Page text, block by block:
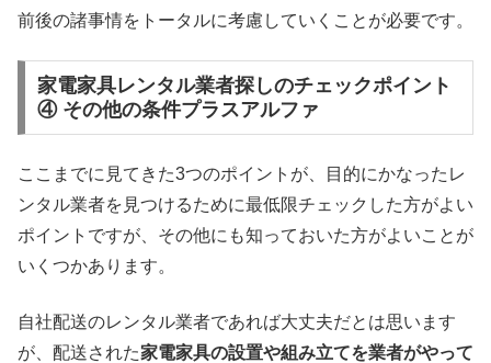
前後の諸事情をトータルに考慮していくことが必要です。
家電家具レンタル業者探しのチェックポイント
④ その他の条件プラスアルファ
ここまでに見てきた3つのポイントが、目的にかなったレ
ンタル業者を見つけるために最低限チェックした方がよい
ポイントですが、その他にも知っておいた方がよいことが
いくつかあります。
自社配送のレンタル業者であれば大丈夫だとは思います
が、配送された家電家具の設置や組み立てを業者がやって